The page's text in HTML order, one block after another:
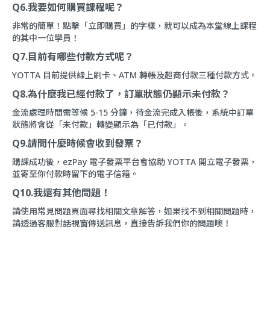
Q6.我要如何購買課程呢？
非常的簡單！點擊「立即購買」的字樣，就可以成為本堂線上課程
的其中一位學員！
Q7.目前有哪些付款方式呢？
YOTTA 目前提供線上刷卡、ATM 轉帳及超商付款三種付款方式。
Q8.為什麼我已經付款了，訂單狀態仍顯示未付款？
金流處理時間需等候 5-15 分鐘，待金流完成入帳後，系統中訂單
狀態將會從「未付款」轉變顯示為「已付款」。
Q9.請問什麼時候會收到發票？
購課成功後，ezPay 電子發票平台會協助 YOTTA 開立電子發票，
並寄至你付款時留下的電子信箱。
Q10.我還有其他問題！
請使用常見問題頁面尋找相關文章解答，如果找不到相關問題時，
請透過客服對話視窗傳送訊息，直接告訴我們你的問題噢！